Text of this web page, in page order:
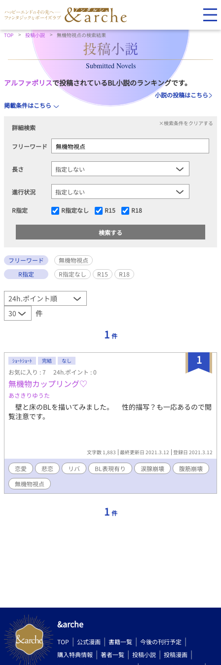
TOP 投稿小説 無機物視点の検索結果
Submitted Novels
アルファポリスで投稿されているBL小説のランキングです。
小説の投稿はこちら
掲載条件はこちら
詳細検索
×検索条件をクリアする
フリーワード
長さ
進行状況
R指定 R指定なし R15 R18
フリーワード
無機物視点
R指定
R指定なし R15 R18
件
1 件
1
ｼｮｰﾄｼｮｰﾄ 完結 なし
お気に入り : 7 24h.ポイント : 0
無機物カップリング♡
あさきりゆうた
壁と床のBLを描いてみました。 性的描写？も一応あるので閲
覧注意です。
文字数 1,883 最終更新日 2021.3.12 登録日 2021.3.12
恋愛 悲恋 リバ BL表現有り 涙腺崩壊
腹筋崩壊
無機物視点
1 件
&arche
TOP 公式漫画 書籍一覧
今後の刊行予定
購入特典情報
著者一覧 投稿小説
投稿漫画